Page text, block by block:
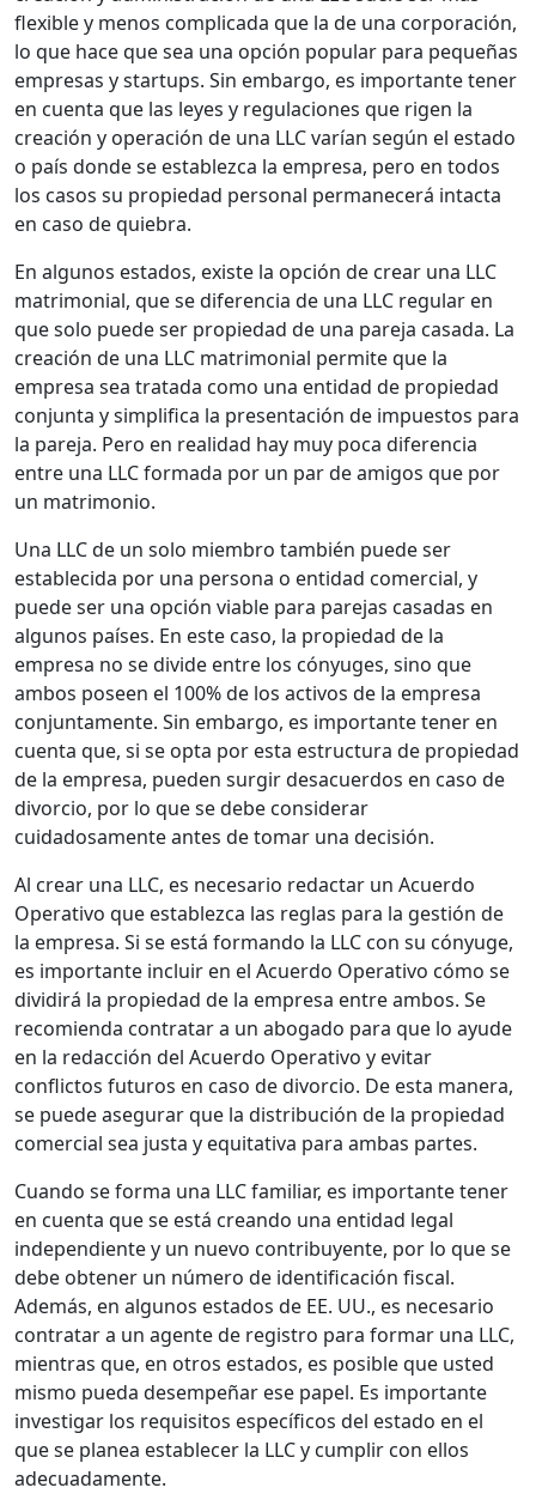
flexible y menos complicada que la de una corporación,
lo que hace que sea una opción popular para pequeñas
empresas y startups. Sin embargo, es importante tener
en cuenta que las leyes y regulaciones que rigen la
creación y operación de una LLC varían según el estado
o país donde se establezca la empresa, pero en todos
los casos su propiedad personal permanecerá intacta
en caso de quiebra.
En algunos estados, existe la opción de crear una LLC
matrimonial, que se diferencia de una LLC regular en
que solo puede ser propiedad de una pareja casada. La
creación de una LLC matrimonial permite que la
empresa sea tratada como una entidad de propiedad
conjunta y simplifica la presentación de impuestos para
la pareja. Pero en realidad hay muy poca diferencia
entre una LLC formada por un par de amigos que por
un matrimonio.
Una LLC de un solo miembro también puede ser
establecida por una persona o entidad comercial, y
puede ser una opción viable para parejas casadas en
algunos países. En este caso, la propiedad de la
empresa no se divide entre los cónyuges, sino que
ambos poseen el 100% de los activos de la empresa
conjuntamente. Sin embargo, es importante tener en
cuenta que, si se opta por esta estructura de propiedad
de la empresa, pueden surgir desacuerdos en caso de
divorcio, por lo que se debe considerar
cuidadosamente antes de tomar una decisión.
Al crear una LLC, es necesario redactar un Acuerdo
Operativo que establezca las reglas para la gestión de
la empresa. Si se está formando la LLC con su cónyuge,
es importante incluir en el Acuerdo Operativo cómo se
dividirá la propiedad de la empresa entre ambos. Se
recomienda contratar a un abogado para que lo ayude
en la redacción del Acuerdo Operativo y evitar
conflictos futuros en caso de divorcio. De esta manera,
se puede asegurar que la distribución de la propiedad
comercial sea justa y equitativa para ambas partes.
Cuando se forma una LLC familiar, es importante tener
en cuenta que se está creando una entidad legal
independiente y un nuevo contribuyente, por lo que se
debe obtener un número de identificación fiscal.
Además, en algunos estados de EE. UU., es necesario
contratar a un agente de registro para formar una LLC,
mientras que, en otros estados, es posible que usted
mismo pueda desempeñar ese papel. Es importante
investigar los requisitos específicos del estado en el
que se planea establecer la LLC y cumplir con ellos
adecuadamente.